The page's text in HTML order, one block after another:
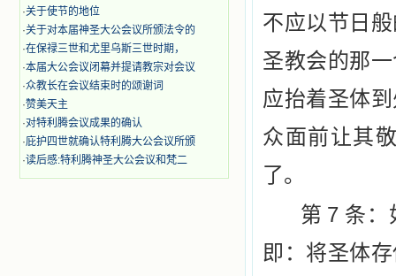
·关于使节的地位
·关于对本届神圣大公会议所颁法令的
·在保禄三世和尤里乌斯三世时期，
·本届大公会议闭幕并提请教宗对会议
·众教长在会议结束时的颂谢词
·赞美天主
·对特利腾会议成果的确认
·庇护四世就确认特利腾大公会议所颁
·读后感:特利腾神圣大公会议和梵二
不应以节日
圣教会的那
应抬着圣体
众面前让其
了。
第 7 条：
即：将圣体